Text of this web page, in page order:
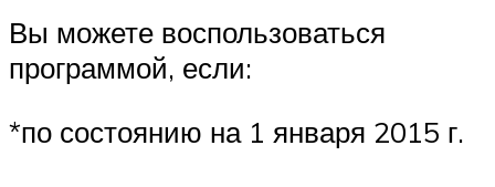
Вы можете воспользоваться
программой, если:
*по состоянию на 1 января 2015 г.